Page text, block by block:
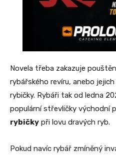
Novela třeba zakazuje
rybářského revíru, anebo
rybičky. Rybáři tak od ledna
populární střevličky východní
rybičky při lovu dravých ryb.
Pokud navíc rybář zmíněný